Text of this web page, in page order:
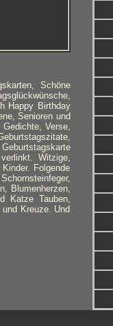
Schöne
Happy Birthday
Senioren und
Gedichte, Verse,
Witzige,
Folgende
Blumenherzen,
Katze Tauben,
Kreuze. Und